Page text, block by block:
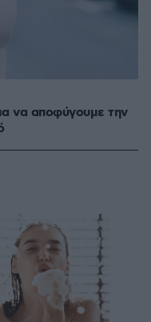
να αποφύγουμε την